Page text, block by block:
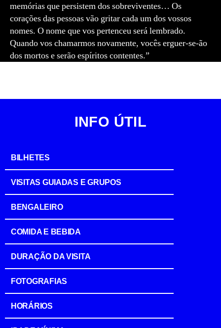
memórias que persistem dos sobreviventes… Os
corações das pessoas vão gritar cada um dos vossos
nomes. O nome que vos pertenceu será lembrado.
Quando vos chamarmos novamente, vocês erguer-se-ão
dos mortos e serão espíritos contentes.”
INFO ÚTIL
BILHETES
VISITAS GUIADAS E GRUPOS
BENGALEIRO
COMIDA E BEBIDA
DURAÇÃO DA VISITA
FOTOGRAFIAS
HORÁRIOS